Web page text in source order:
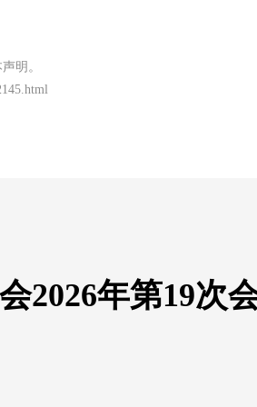
明。
2026年第19次